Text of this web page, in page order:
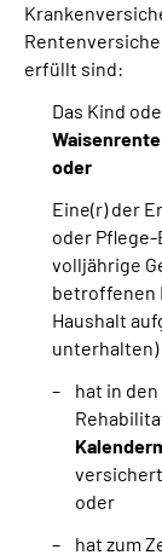
erfüllt sind:
Das Kind
Waisenrente
oder
Eine(r) der
oder
volljährige
betroffenen
Haushalt
unterhalten)
hat in
oder
hat zum